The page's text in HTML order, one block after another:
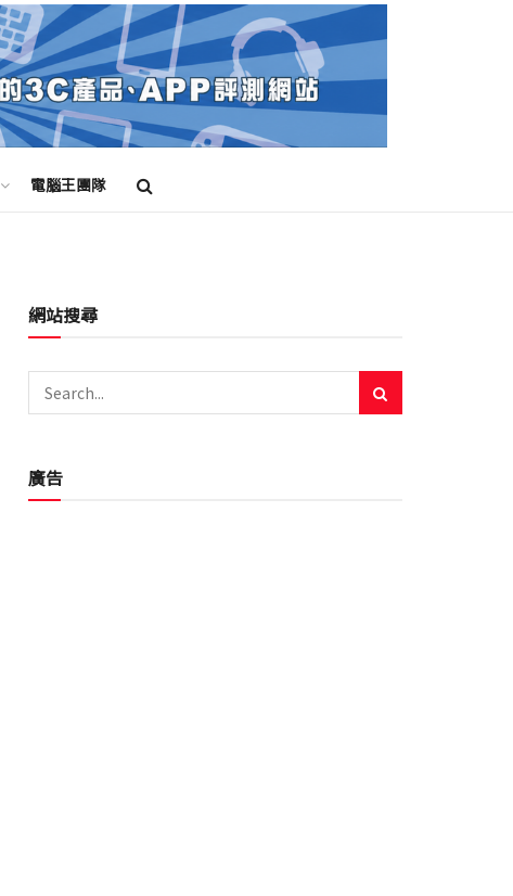
電腦王團隊
網站搜尋
廣告